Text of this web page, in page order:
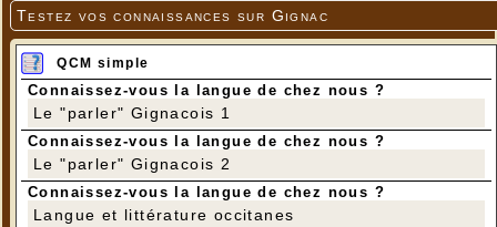
Testez vos connaissances sur Gignac
QCM simple
Connaissez-vous la langue de chez nous ?
Le "parler" Gignacois 1
Connaissez-vous la langue de chez nous ?
Le "parler" Gignacois 2
Connaissez-vous la langue de chez nous ?
Langue et littérature occitanes